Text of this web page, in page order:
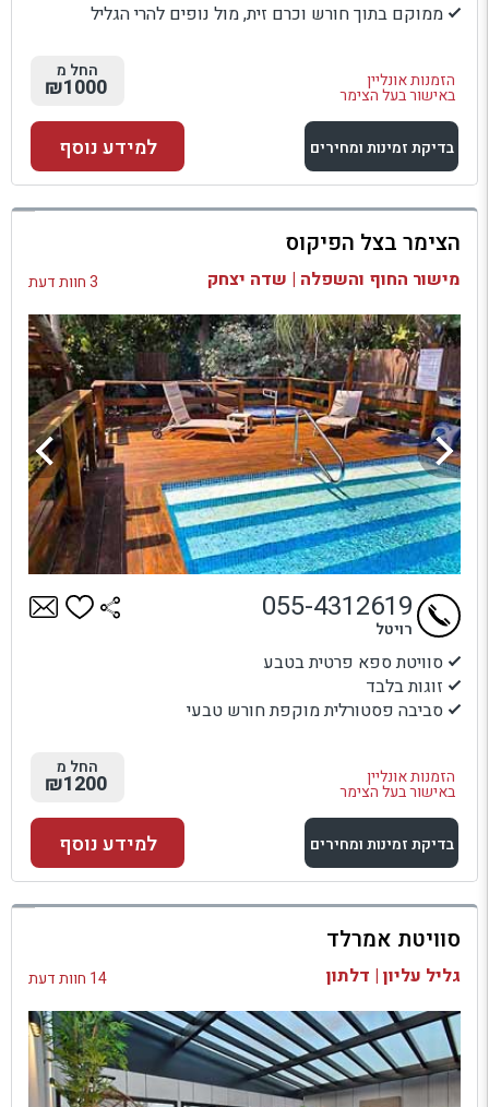
ממוקם בתוך חורש וכרם זית, מול נופים להרי הגליל
הזמנות אונליין
באישור בעל הצימר
החל מ
₪1000
בדיקת זמינות ומחירים
למתחם זה
בדיקת זמינות ומחירים
למידע נוסף
הצימר בצל הפיקוס
מישור החוף והשפלה | שדה יצחק 3 חוות דעת
סוויטת ספא פרטית בטבע
זוגות בלבד
סביבה פסטורלית מוקפת חורש טבעי
הזמנות אונליין
באישור בעל הצימר
055-4312619
רויטל
החל מ
₪1200
בדיקת זמינות ומחירים
למתחם זה
בדיקת זמינות ומחירים
למידע נוסף
סוויטת אמרלד
גליל עליון | דלתון 14 חוות דעת